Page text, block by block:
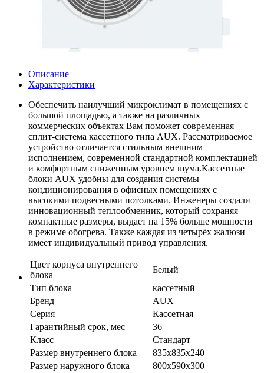
Описание
Характеристики
Обеспечить наилучший микроклимат в помещениях с
большой площадью, а также на различных
коммерческих объектах Вам поможет современная
сплит-система кассетного типа AUX. Рассматриваемое
устройство отличается стильным внешним
исполнением, современной стандартной комплектацией
и комфортным сниженным уровнем шума.Кассетные
блоки AUX удобны для создания системы
кондиционирования в офисных помещениях с
высокими подвесными потолками. Инженеры создали
инновационный теплообменник, который сохраняя
компактные размеры, выдает на 15% больше мощности
в режиме обогрева. Также каждая из четырёх жалюзи
имеет индивидуальный привод управления.
Цвет корпуса внутреннего
блока
Белый
Тип блока
кассетный
Бренд
AUX
Серия
Кассетная
Гарантийный срок, мес
36
Класс
Стандарт
Размер внутреннего блока
835x835x240
Размер наружного блока
800x590x300